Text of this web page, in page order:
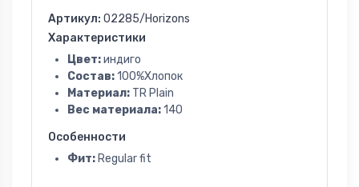
Артикул: 02285/Horizons
Характеристики
Цвет:индиго
Состав:100%Хлопок
Материал: TR Plain
Вес материала:140
Особенности
Фит: Regular fit